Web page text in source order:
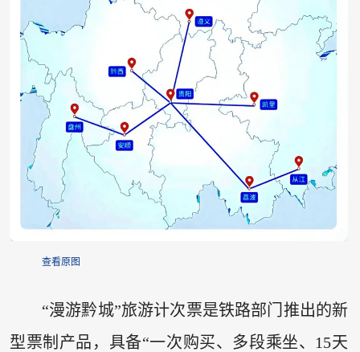
查看原图
“漫游黔城”旅游计次票是铁路部门推出的新
型票制产品，具备“一次购买、多段乘坐、15天